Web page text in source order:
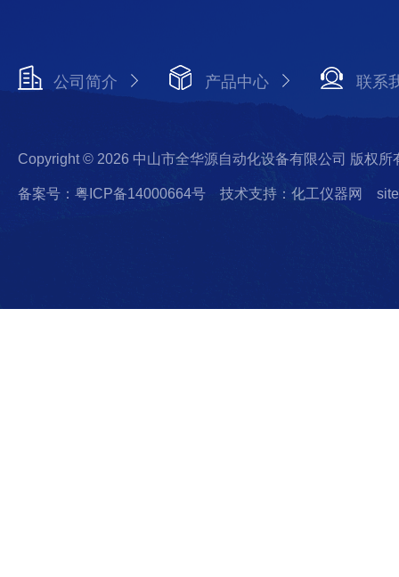
公司简介 产品中心 联系
Copyright © 2026 中山市全华源自动化设备有限公司 版权所
备案号：粤ICP备14000664号 技术支持：化工仪器网